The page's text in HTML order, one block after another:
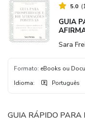
5.0 (
GUIA
Sara
Formato: eBooks ou
Idioma: Português
GUIA RÁPIDO PARA